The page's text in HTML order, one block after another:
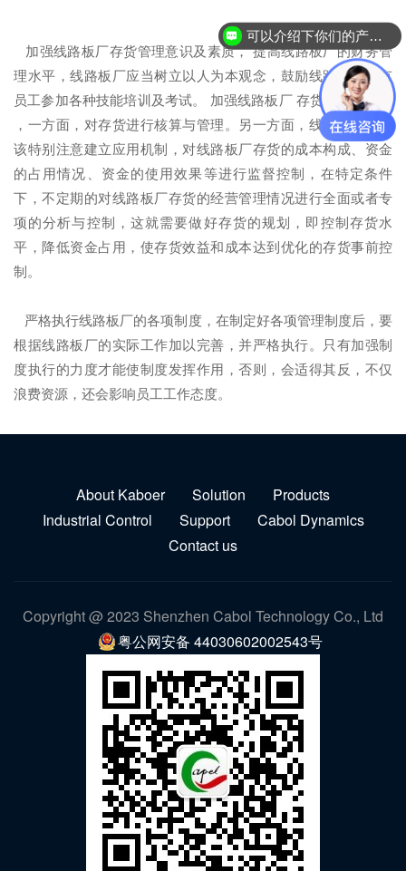
加强线路板厂存货管理意识及素质， 提高线路板厂的财务管
理水平，线路板厂应当树立以人为本观念，鼓励线路板厂现有
员工参加各种技能培训及考试。 加强线路板厂 存货的核算管理
，一方面，对存货进行核算与管理。另一方面，线路板厂还应
该特别注意建立应用机制，对线路板厂存货的成本构成、资金
的占用情况、资金的使用效果等进行监督控制，在特定条件
下，不定期的对线路板厂存货的经营管理情况进行全面或者专
项的分析与控制，这就需要做好存货的规划，即控制存货水
平，降低资金占用，使存货效益和成本达到优化的存货事前控
制。
严格执行线路板厂的各项制度，在制定好各项管理制度后，要
根据线路板厂的实际工作加以完善，并严格执行。只有加强制
度执行的力度才能使制度发挥作用，否则，会适得其反，不仅
浪费资源，还会影响员工工作态度。
About Kaboer Solution
Products
Industrial Control
Support
Cabol Dynamics
Contact us
Copyright @ 2023 Shenzhen Cabol Technology Co., Ltd
粤公网安备 44030602002543号
可以介绍下你们的产品么？